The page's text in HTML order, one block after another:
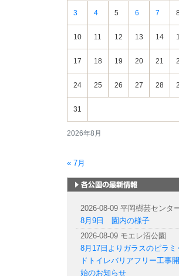
2026年8月
3 4 5 6 7
10 11 12 13 14
17 18 19 20 21
24 25 26 27 28
31
« 7月
2026-08-09 平岡樹芸センタ
8月9日 園内の様子
2026-08-09 モエレ沼公園
8月17日よりガラスのピラミ
ドトイレバリアフリー工事開
始のお知らせ